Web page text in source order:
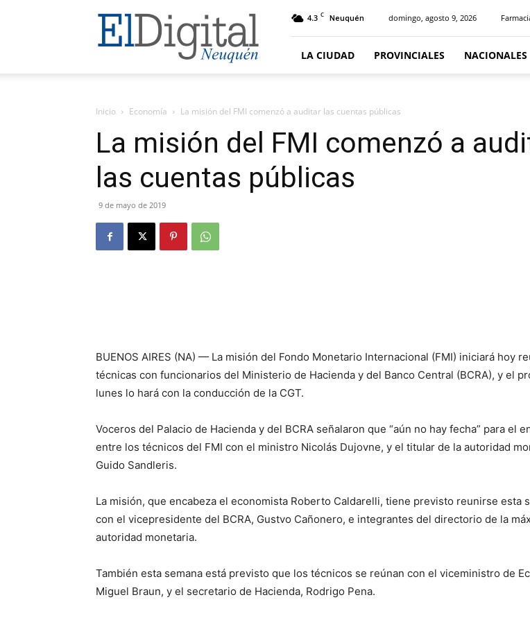
El
Digital
Neuquen
4.3 C Neuquén domingo, agosto 9, 2026
LA CIUDAD PROVINCIALES NACIONALES
Inicio Economía La misión del FMI comenzó a auditar las cuentas públicas
La misión del FMI comenzó a
las cuentas públicas
9 de mayo de 2019
BUENOS AIRES (NA) — La misión del Fondo Monetario Internacional (FMI) iniciará hoy
técnicas con funcionarios del Ministerio de Hacienda y del Banco Central (BCRA), y el
lunes lo hará con la conducción de la CGT.
Voceros del Palacio de Hacienda y del BCRA señalaron que “aún no hay fecha” para el
entre los técnicos del FMI con el ministro Nicolás Dujovne, y el titular de la autoridad
Guido Sandleris.
La misión, que encabeza el economista Roberto Caldarelli, tiene previsto reunirse esta
con el vicepresidente del BCRA, Gustvo Cañonero, e integrantes del directorio de la
autoridad monetaria.
También esta semana está previsto que los técnicos se reúnan con el viceministro de
Miguel Braun, y el secretario de Hacienda, Rodrigo Pena.